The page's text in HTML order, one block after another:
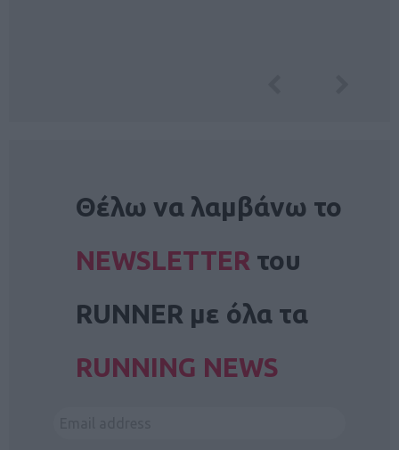
Θέλω να λαμβάνω το
NEWSLETTER του
RUNNER με όλα τα
RUNNING NEWS